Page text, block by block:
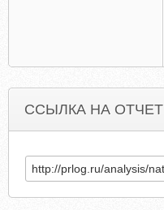
ССЫЛКА НА ОТЧЕТ